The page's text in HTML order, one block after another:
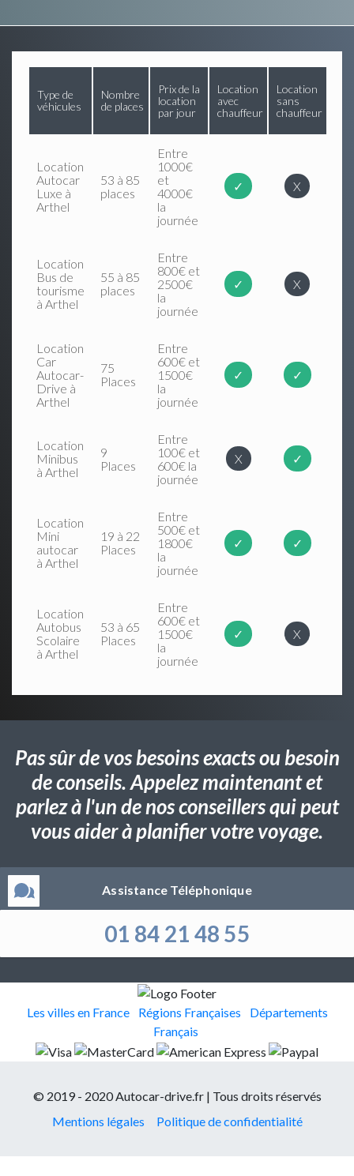
Type de
véhicules
Nombre
de places
Prix de la
location
par jour
Location
avec
chauffeur
Location
sans
chauffeur
Location
Autocar
Luxe à
Arthel
53 à 85
places
Entre
1000€
et
4000€
la
journée
✓ X
Location
Bus de
tourisme
à Arthel
55 à 85
places
Entre
800€ et
2500€
la
journée
✓ X
Location
Car
Autocar-
Drive à
Arthel
75
Places
Entre
600€ et
1500€
la
journée
✓ ✓
Location
Minibus
à Arthel
9
Places
Entre
100€ et
600€ la
journée
X ✓
Location
Mini
autocar
à Arthel
19 à 22
Places
Entre
500€ et
1800€
la
journée
✓ ✓
Location
Autobus
Scolaire
à Arthel
53 à 65
Places
Entre
600€ et
1500€
la
journée
✓ X
Pas sûr de vos besoins exacts ou besoin
de conseils. Appelez maintenant et
parlez à l'un de nos conseillers qui peut
vous aider à planifier votre voyage.
Assistance Téléphonique
01 84 21 48 55
Les villes en France Régions Françaises
Départements
Français
© 2019 - 2020 Autocar-drive.fr | Tous droits réservés
Mentions légales
Politique de confidentialité